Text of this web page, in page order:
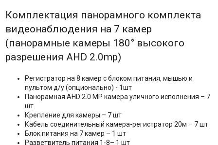
Комплектация панорамного комплекта
видеонаблюдения на 7 камер
(панорамные камеры 180° высокого
разрешения AHD 2.0mp)
Регистратор на 8 камер с блоком питания, мышью и
пультом д/у (опционально) - 1шт
Панорамная AHD 2.0 MP камера уличного исполнения – 7
шт
Крепление для камеры – 7 шт
Кабель соединительный камера-регистратор 20м – 7 шт
Блок питания на 7 камер – 1 шт
Разветвитель питания 1-8– 1 шт